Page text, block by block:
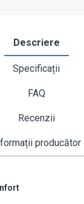
Descriere
Specificații
FAQ
Recenzii
producător